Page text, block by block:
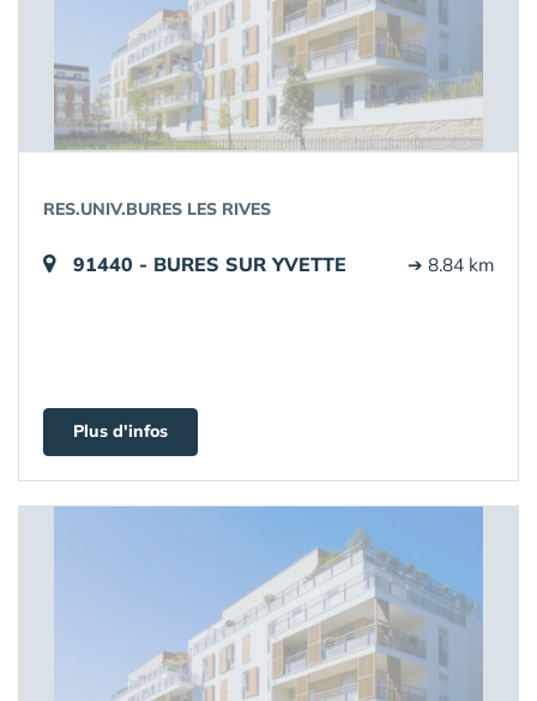
RES.UNIV.BURES LES RIVES
91440 - BURES SUR YVETTE ➔ 8.84 km
Plus d'infos